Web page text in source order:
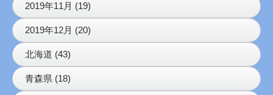
2019年11月 (19)
2019年12月 (20)
北海道 (43)
青森県 (18)